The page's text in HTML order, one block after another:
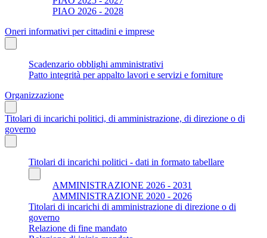
PIAO 2026 - 2028
Oneri informativi per cittadini e imprese
Scadenzario obblighi amministrativi
Patto integrità per appalto lavori e servizi e forniture
Organizzazione
Titolari di incarichi politici, di amministrazione, di direzione o di
governo
Titolari di incarichi politici - dati in formato tabellare
AMMINISTRAZIONE 2026 - 2031
AMMINISTRAZIONE 2020 - 2026
Titolari di incarichi di amministrazione di direzione o di
governo
Relazione di fine mandato